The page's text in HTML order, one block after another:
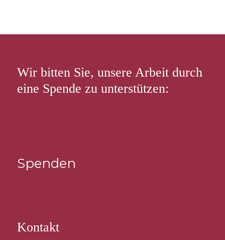
Wir bitten Sie, unsere Arbeit durch
eine Spende zu unterstützen:
Spenden
Kontakt